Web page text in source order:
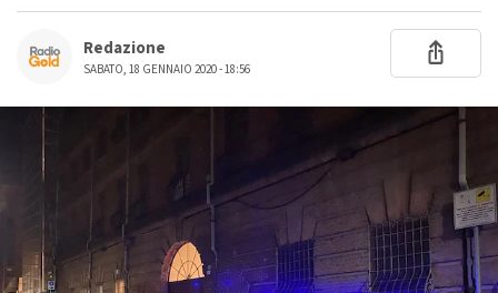
Redazione
SABATO, 18 GENNAIO 2020 - 18:56